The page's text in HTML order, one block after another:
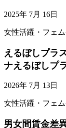
2025年 7月 16日
女性活躍・フェ
えるぼしプラ
ナえるぼしプ
2026年 7月 13日
女性活躍・フェ
男女間賃金差